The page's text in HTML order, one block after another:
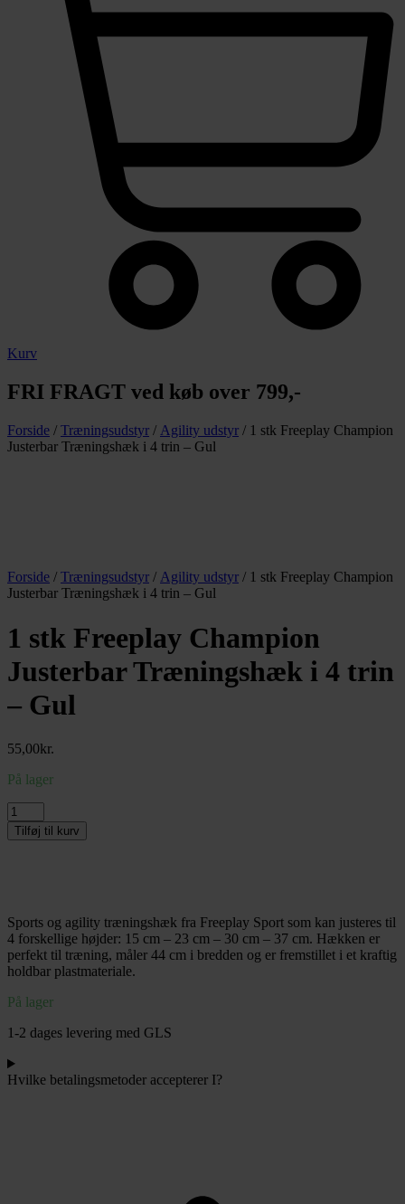
Kurv
FRI FRAGT ved køb over 799,-
Forside / Træningsudstyr / Agility udstyr / 1 stk Freeplay Champion
Justerbar Træningshæk i 4 trin – Gul
Forside / Træningsudstyr / Agility udstyr / 1 stk Freeplay Champion
Justerbar Træningshæk i 4 trin – Gul
1 stk Freeplay Champion
Justerbar Træningshæk i 4 trin
– Gul
55,00kr.
På lager
1
stk
Freeplay
4
trin
-
Gul
Tilføj til kurv
Sports og agility træningshæk fra Freeplay Sport som kan justeres til
4 forskellige højder: 15 cm – 23 cm – 30 cm – 37 cm. Hækken er
perfekt til træning, måler 44 cm i bredden og er fremstillet i et kraftig
holdbar plastmateriale.
På lager
1-2 dages levering med GLS
Hvilke betalingsmetoder accepterer I?